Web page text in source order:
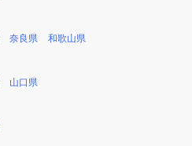
奈良県 和歌山県
山口県